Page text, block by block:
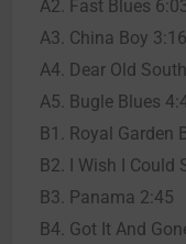
A2. Fast Blues
A3. China Boy 3:16
A4. Dear Old
A5. Bugle Blues
B1. Royal Garden
B2. I Wish I Could
B3. Panama 2:45
B4. Got It And